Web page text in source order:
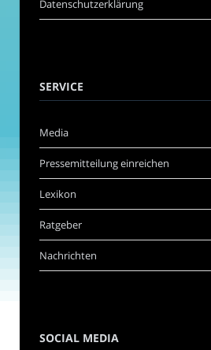
Datenschutzerklärung
SERVICE
Media
Pressemitteilung einreichen
Lexikon
Ratgeber
Nachrichten
SOCIAL MEDIA